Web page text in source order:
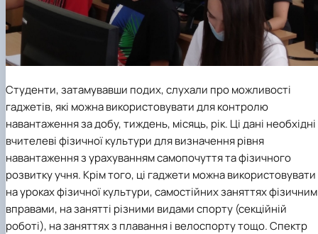
Студенти, затамувавши подих, слухали про можливості
гаджетів, які можна використовувати для контролю
навантаження за добу, тиждень, місяць, рік. Ці дані необхідні
вчителеві фізичної культури для визначення рівня
навантаження з урахуванням самопочуття та фізичного
розвитку учня. Крім того, ці гаджети можна використовувати
на уроках фізичної культури, самостійних заняттях
вправами, на занятті різними видами спорту (секційній
роботі), на заняттях з плавання і велоспорту тощо. Спектр